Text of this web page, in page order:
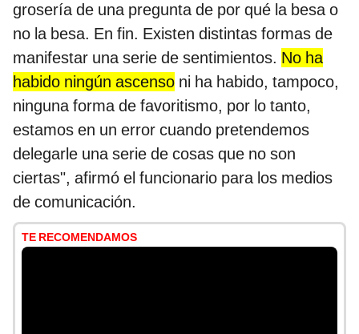
grosería de una pregunta de por qué la besa o
no la besa. En fin. Existen distintas formas de
manifestar una serie de sentimientos. No ha
habido ningún ascenso ni ha habido, tampoco,
ninguna forma de favoritismo, por lo tanto,
estamos en un error cuando pretendemos
delegarle una serie de cosas que no son
ciertas", afirmó el funcionario para los medios
de comunicación.
TE RECOMENDAMOS